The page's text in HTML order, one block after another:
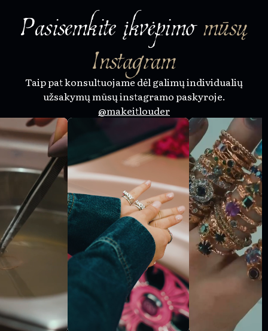
Pasisemkite įkvėpimomūsų
Instagram
Taip pat konsultuojame dėl galimų individualių
užsakymų mūsų instagramo paskyroje.
@makeitlouder